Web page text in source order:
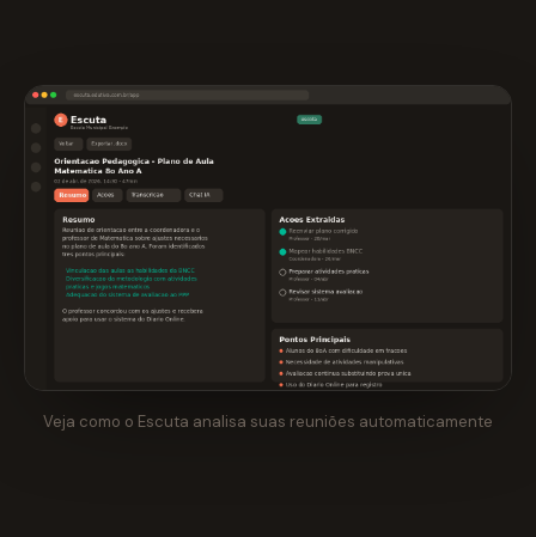
Veja como o Escuta analisa suas reuniões automaticamente